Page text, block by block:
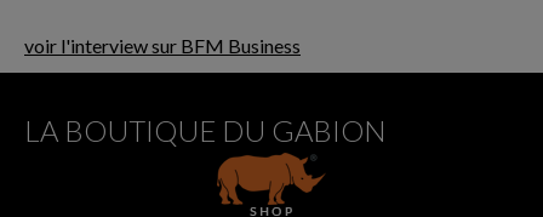
voir l'interview sur BFM Business
LA BOUTIQUE DU GABION